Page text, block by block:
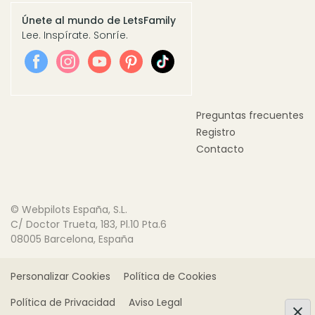
Únete al mundo de LetsFamily
Lee. Inspírate. Sonríe.
Preguntas frecuentes
Registro
Contacto
© Webpilots España, S.L.
C/ Doctor Trueta, 183, Pl.10 Pta.6
08005 Barcelona, España
Personalizar Cookies
Política de Cookies
Política de Privacidad
Aviso Legal